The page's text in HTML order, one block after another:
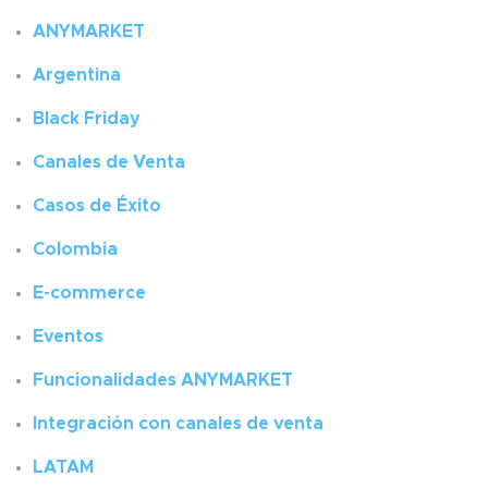
ANYMARKET
Argentina
Black Friday
Canales de Venta
Casos de Éxito
Colombia
E-commerce
Eventos
Funcionalidades ANYMARKET
Integración con canales de venta
LATAM